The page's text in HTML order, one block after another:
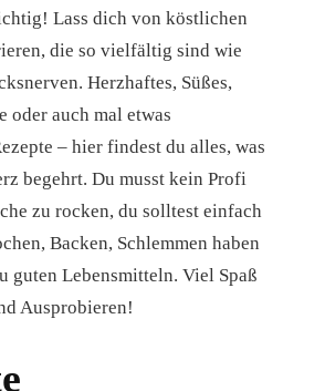
Lass dich von köstlichen
die so vielfältig sind wie
Herzhaftes, Süßes,
oder auch mal etwas
– hier findest du alles, was
begehrt. Du musst kein Profi
zu rocken, du solltest einfach
Backen, Schlemmen haben
guten Lebensmitteln. Viel Spaß
Ausprobieren!